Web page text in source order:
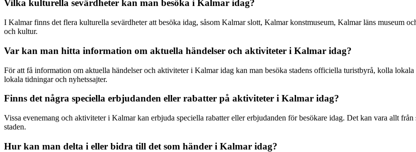
Vilka kulturella sevärdheter kan man besöka i Kalmar idag?
I Kalmar finns det flera kulturella sevärdheter att besöka idag, såsom Kalmar slott, Kalmar konstmuseum, Kalmar läns museum
och kultur.
Var kan man hitta information om aktuella händelser och aktiviteter i Kalmar idag?
För att få information om aktuella händelser och aktiviteter i Kalmar idag kan man besöka stadens officiella turistbyrå, kolla
lokala tidningar och nyhetssajter.
Finns det några speciella erbjudanden eller rabatter på aktiviteter i Kalmar idag?
Vissa evenemang och aktiviteter i Kalmar kan erbjuda speciella rabatter eller erbjudanden för besökare idag. Det kan vara allt
staden.
Hur kan man delta i eller bidra till det som händer i Kalmar idag?